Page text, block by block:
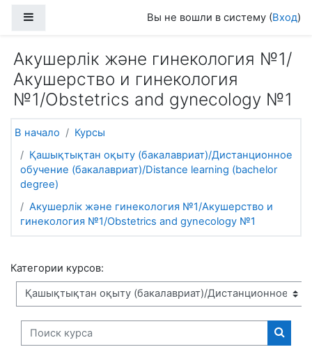
Вы не вошли в систему (Вход)
Акушерлік және гинекология №1/
Акушерство и гинекология
№1/Obstetrics and gynecology №1
В начало
Курсы
Қашықтықтан оқыту (бакалавриат)/Дистанционное
обучение (бакалавриат)/Distance learning (bachelor
degree)
Акушерлік және гинекология №1/Акушерство и
гинекология №1/Obstetrics and gynecology №1
Категории курсов:
Поиск курса
Поиск